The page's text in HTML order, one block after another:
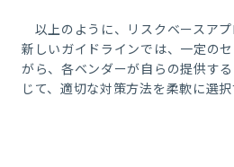
以上のように、リスクベースア
新しいガイドラインでは、一定の
がら、各ベンダーが自らの提供す
じて、適切な対策方法を柔軟に選択